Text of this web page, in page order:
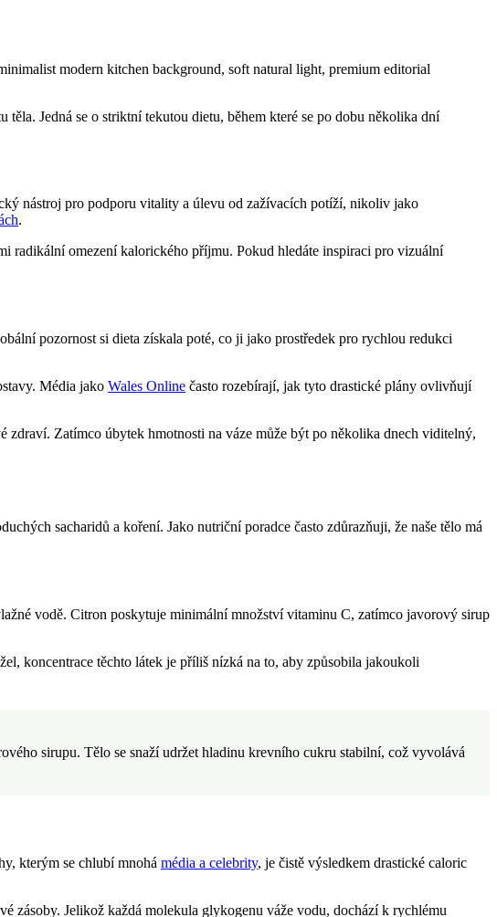
Jedná se o striktní tekutou dietu, během které se po dobu několika dní
nástroj pro podporu vitality a úlevu od zažívacích potíží, nikoliv jako
.
radikální omezení kalorického příjmu. Pokud hledáte inspiraci pro vizuální
pozornost si dieta získala poté, co ji jako prostředek pro rychlou redukci
Média jako Wales Online často rozebírají, jak tyto drastické plány ovlivňují
zdraví. Zatímco úbytek hmotnosti na váze může být po několika dnech viditelný,
sacharidů a koření. Jako nutriční poradce často zdůrazňuji, že naše tělo má
vodě. Citron poskytuje minimální množství vitaminu C, zatímco javorový sirup
koncentrace těchto látek je příliš nízká na to, aby způsobila jakoukoli
sirupu. Tělo se snaží udržet hladinu krevního cukru stabilní, což vyvolává
kterým se chlubí mnohá média a celebrity, je čistě výsledkem drastické caloric
zásoby. Jelikož každá molekula glykogenu váže vodu, dochází k rychlému